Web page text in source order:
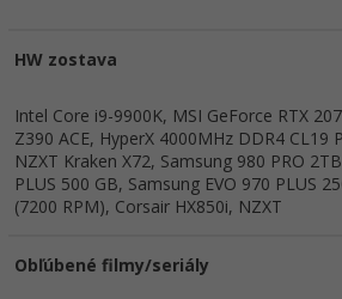
HW zostava
Intel Core i9-9900K, MSI GeForce RTX
Z390 ACE, HyperX 4000MHz DDR4 CL19
NZXT Kraken X72, Samsung 980 PRO
PLUS 500 GB, Samsung EVO 970 PLUS
(7200 RPM), Corsair HX850i, NZXT
Obľúbené filmy/seriály